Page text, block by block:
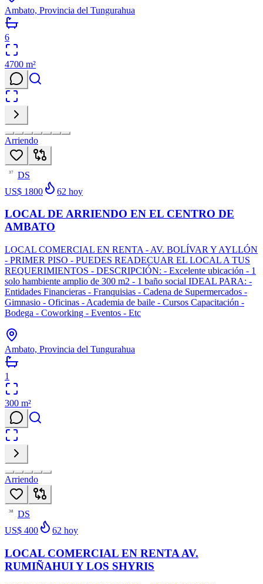
Ambato, Provincia del Tungurahua
6
4700 m²
Arriendo
37
DS
US$ 1800
62 hoy
LOCAL DE ARRIENDO EN EL CENTRO DE
AMBATO
LOCAL COMERCIAL EN RENTA - AV. BOLÍVAR Y AYLLÓN
- PRIMER PISO - PUEDES READECUAR EL LOCAL A TUS
REQUERIMIENTOS - DESCRIPCIÓN: - Excelente ubicación - 1
solo hambiente amplio de 300 m2 - 1 baño social IDEAL PARA: -
Entidades Financieras - Franquisias - Cadena de Supermercados -
Gimnasio - Oficinas - Academia de baile - Cursos Capacitación -
Bodega - Coworking - Eventos - Etc
Ambato, Provincia del Tungurahua
1
300 m²
Arriendo
38
DS
US$ 400
62 hoy
LOCAL COMERCIAL EN RENTA AV.
RUMIÑAHUI Y LOS SHYRIS